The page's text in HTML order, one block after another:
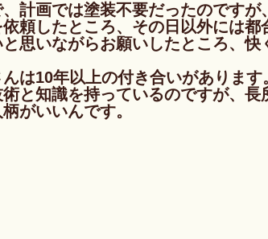
計画では塗装不要だったのですが
頼したところ、その日以外には都
思いながらお願いしたところ、快
は10年以上の付き合いがあります
と知識を持っているのですが、長
がいいんです。